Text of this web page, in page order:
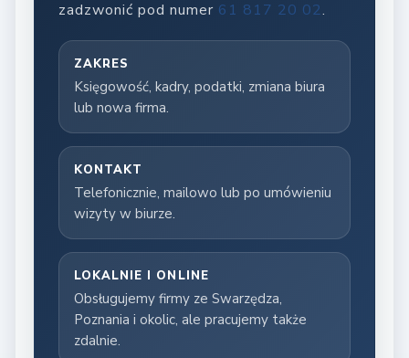
zadzwonić pod numer 61 817 20 02.
ZAKRES
Księgowość, kadry, podatki, zmiana biura
lub nowa firma.
KONTAKT
Telefonicznie, mailowo lub po umówieniu
wizyty w biurze.
LOKALNIE I ONLINE
Obsługujemy firmy ze Swarzędza,
Poznania i okolic, ale pracujemy także
zdalnie.